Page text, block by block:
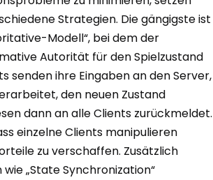
Strategien. Die gängigste ist
Modell“, bei dem der
Autorität für den Spielzustand
senden ihre Eingaben an den Server,
den neuen Zustand
dann an alle Clients zurückmeldet.
einzelne Clients manipulieren
zu verschaffen. Zusätzlich
„State Synchronization“